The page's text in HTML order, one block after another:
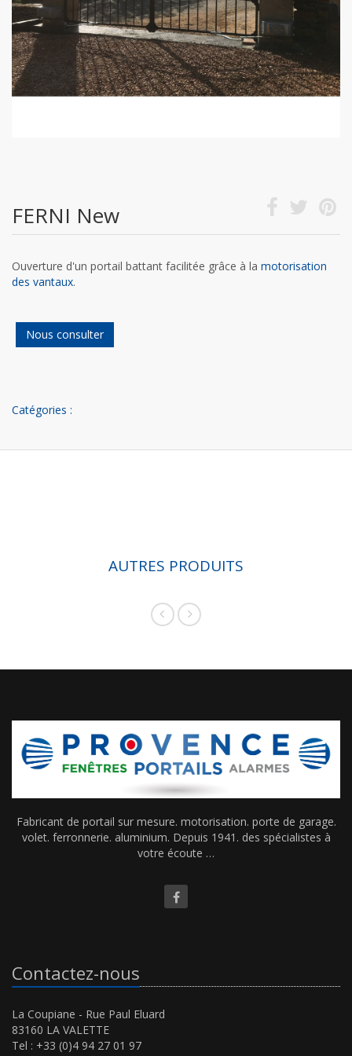
FERNI New
Ouverture d'un portail battant facilitée grâce à la motorisation
des vantaux.
Nous consulter
Catégories :
AUTRES PRODUITS
Fabricant de portail sur mesure. motorisation. porte de garage.
volet. ferronnerie. aluminium. Depuis 1941. des spécialistes à
votre écoute …
Contactez-nous
La Coupiane - Rue Paul Eluard
83160 LA VALETTE
Tel : +33 (0)4 94 27 01 97